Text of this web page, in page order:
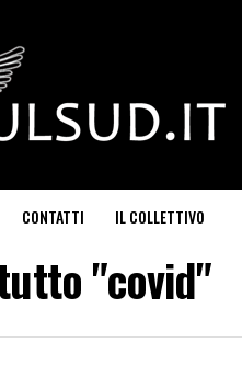
CONTATTI IL COLLETTIVO
"covid"